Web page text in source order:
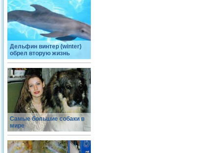
Дельфин винтер (winter)
обрел вторую жизнь
Самые большие собаки в
мире